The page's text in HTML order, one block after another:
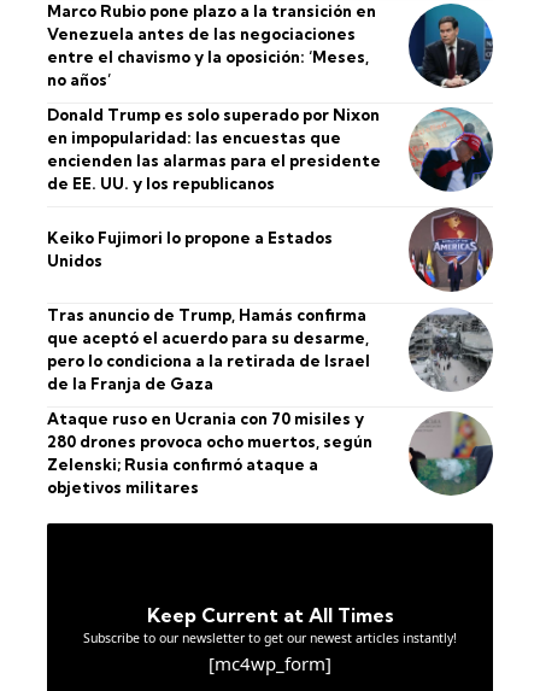
Marco Rubio pone plazo a la transición en
Venezuela antes de las negociaciones
entre el chavismo y la oposición: ‘Meses,
no años’
Donald Trump es solo superado por Nixon
en impopularidad: las encuestas que
encienden las alarmas para el presidente
de EE. UU. y los republicanos
Keiko Fujimori lo propone a Estados
Unidos
Tras anuncio de Trump, Hamás confirma
que aceptó el acuerdo para su desarme,
pero lo condiciona a la retirada de Israel
de la Franja de Gaza
Ataque ruso en Ucrania con 70 misiles y
280 drones provoca ocho muertos, según
Zelenski; Rusia confirmó ataque a
objetivos militares
Keep Current at All Times
Subscribe to our newsletter to get our newest articles instantly!
[mc4wp_form]